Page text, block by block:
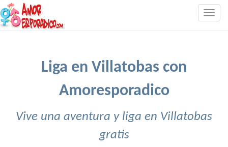
Liga en Villatobas con
Amoresporadico
Vive una aventura y liga en Villatobas
gratis